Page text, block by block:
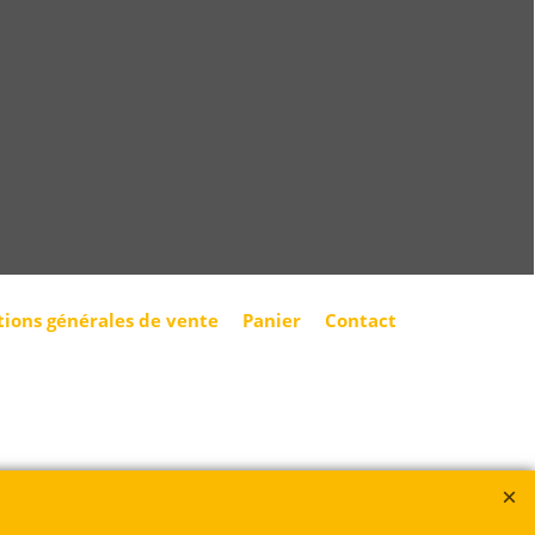
générales de vente Panier Contact